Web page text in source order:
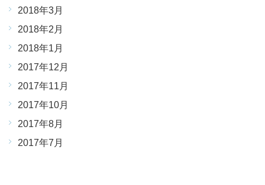
2018年3月
2018年2月
2018年1月
2017年12月
2017年11月
2017年10月
2017年8月
2017年7月